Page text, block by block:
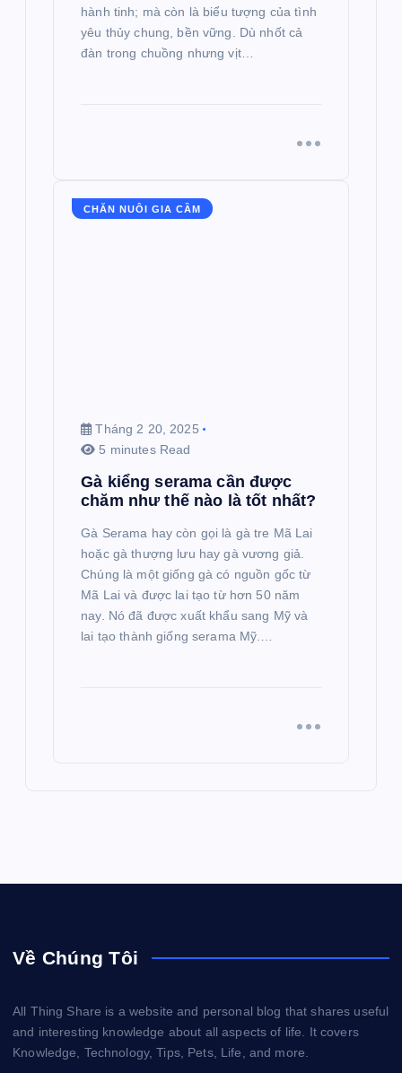
hành tinh; mà còn là biểu tượng của tình
yêu thủy chung, bền vững. Dù nhốt cả
đàn trong chuồng nhưng vịt…
CHĂN NUÔI GIA CẦM
Tháng 2 20, 2025
5 minutes Read
Gà kiểng serama cần được
chăm như thế nào là tốt nhất?
Gà Serama hay còn gọi là gà tre Mã Lai
hoặc gà thượng lưu hay gà vương giả.
Chúng là một giống gà có nguồn gốc từ
Mã Lai và được lai tạo từ hơn 50 năm
nay. Nó đã được xuất khẩu sang Mỹ và
lai tạo thành giống serama Mỹ.…
Về Chúng Tôi
All Thing Share is a website and personal blog that shares useful
and interesting knowledge about all aspects of life. It covers
Knowledge, Technology, Tips, Pets, Life, and more.